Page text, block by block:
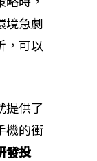
境急劇
，可以
提供了
機的衝
發投